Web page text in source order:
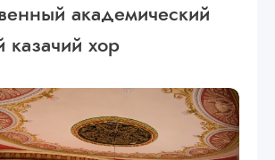
академический
казачий хор